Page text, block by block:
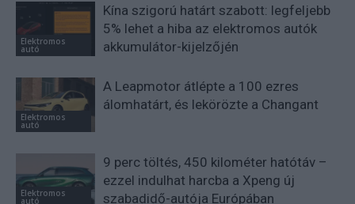
Elektromos
autó
Kína szigorú határt szabott: legfeljebb
5% lehet a hiba az elektromos autók
akkumulátor-kijelzőjén
Elektromos
autó
A Leapmotor átlépte a 100 ezres
álomhatárt, és lekörözte a Changant
Elektromos
autó
9 perc töltés, 450 kilométer hatótáv –
ezzel indulhat harcba a Xpeng új
szabadidő-autója Európában